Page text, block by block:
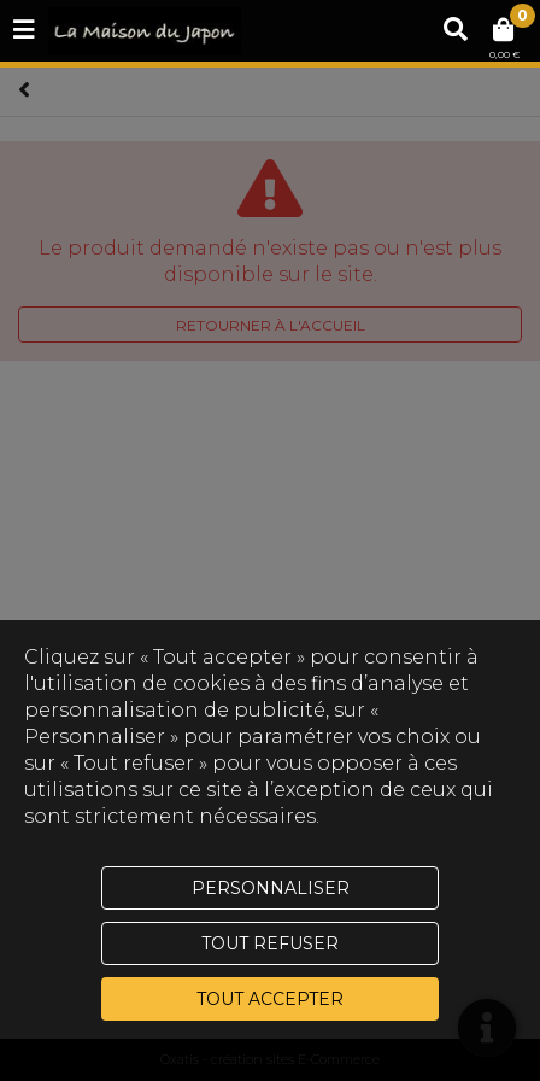
0
0,00 €
Le produit demandé n'existe pas ou n'est plus
disponible sur le site.
RETOURNER À L'ACCUEIL
Cliquez sur « Tout accepter » pour consentir à
l'utilisation de cookies à des fins d’analyse et
personnalisation de publicité, sur «
Personnaliser » pour paramétrer vos choix ou
sur « Tout refuser » pour vous opposer à ces
utilisations sur ce site à l’exception de ceux qui
sont strictement nécessaires.
PERSONNALISER
TOUT REFUSER
TOUT ACCEPTER
Oxatis - création sites E-Commerce